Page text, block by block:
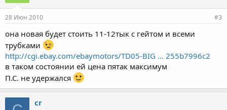
28 Июн 2010 #3
она новая будет стоить 11-12тык с гейтом и всеми
трубками
http://cgi.ebay.com/ebaymotors/TD05-BIG ... 255b7996c2
в таком состоянии ей цена пятак максимум
П.С. не удержался
cr